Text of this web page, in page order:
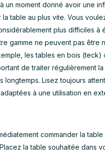
un moment donné avoir une
table au plus vite. Vous
plus difficiles à
gamme ne peuvent pas être
les tables en bois
de traiter régulièrement
Lisez toujours
à une utilisation en
commander la
la table souhaitée dans